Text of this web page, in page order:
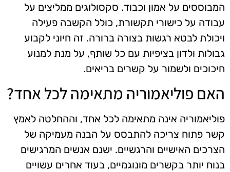
המבוססים על אמון וכבוד. סקסולוגים ממליצים על
עבודה על כישורי תקשורת, כולל הקשבה פעילה
ויכולת לבטא רגשות בצורה ברורה. זה חיוני לקבוע
גבולות ולדון בציפיות עם כל שותף, על מנת למנוע
חיכוכים ולשמור על קשרים בריאים.
האם פוליאמוריה מתאימה לכל אחד?
פוליאמוריה אינה מתאימה לכל אחד, וההחלטה לאמץ
קשר פתוח צריכה להתבסס על הבנה מעמיקה של
הצרכים האישיים והרגשיים. ישנם אנשים המרגישים
בנוח יותר בקשרים מונוגמיים, בעוד אחרים עשויים